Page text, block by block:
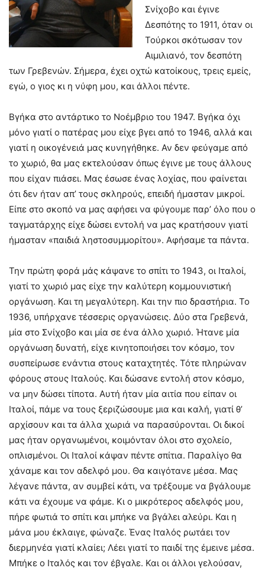
Σνίχοβο και έγινε
Δεσπότης το 1911, όταν οι
Τούρκοι σκότωσαν τον
Αιμιλιανό, τον δεσπότη
των Γρεβενών. Σήμερα, έχει οχτώ κατοίκους, τρεις εμείς,
εγώ, ο γιος κι η νύφη μου, και άλλοι πέντε.
Βγήκα στο αντάρτικο το Νοέμβριο του 1947. Βγήκα όχι
μόνο γιατί ο πατέρας μου είχε βγει από το 1946, αλλά και
γιατί η οικογένειά μας κυνηγήθηκε. Αν δεν φεύγαμε από
το χωριό, θα μας εκτελούσαν όπως έγινε με τους άλλους
που είχαν πιάσει. Μας έσωσε ένας λοχίας, που φαίνεται
ότι δεν ήταν απ’ τους σκληρούς, επειδή ήμασταν μικροί.
Είπε στο σκοπό να μας αφήσει να φύγουμε παρ’ όλο που ο
ταγματάρχης είχε δώσει εντολή να μας κρατήσουν γιατί
ήμασταν «παιδιά ληστοσυμμορίτου». Αφήσαμε τα πάντα.
Την πρώτη φορά μάς κάψανε το σπίτι το 1943, οι Ιταλοί,
γιατί το χωριό μας είχε την καλύτερη κομμουνιστική
οργάνωση. Και τη μεγαλύτερη. Και την πιο δραστήρια. Το
1936, υπήρχανε τέσσερις οργανώσεις. Δύο στα Γρεβενά,
μία στο Σνίχοβο και μία σε ένα άλλο χωριό. Ήτανε μία
οργάνωση δυνατή, είχε κινητοποιήσει τον κόσμο, τον
συσπείρωσε ενάντια στους καταχτητές. Τότε πληρώναν
φόρους στους Ιταλούς. Και δώσανε εντολή στον κόσμο,
να μην δώσει τίποτα. Αυτή ήταν μία αιτία που είπαν οι
Ιταλοί, πάμε να τους ξεριζώσουμε μια και καλή, γιατί θ’
αρχίσουν και τα άλλα χωριά να παρασύρονται. Οι δικοί
μας ήταν οργανωμένοι, κοιμόνταν όλοι στο σχολείο,
οπλισμένοι. Οι Ιταλοί κάψαν πέντε σπίτια. Παραλίγο θα
χάναμε και τον αδελφό μου. Θα καιγότανε μέσα. Μας
λέγανε πάντα, αν συμβεί κάτι, να τρέξουμε να βγάλουμε
κάτι να έχουμε να φάμε. Κι ο μικρότερος αδελφός μου,
πήρε φωτιά το σπίτι και μπήκε να βγάλει αλεύρι. Και η
μάνα μου έκλαιγε, φώναζε. Ένας Ιταλός ρωτάει τον
διερμηνέα γιατί κλαίει; Λέει γιατί το παιδί της έμεινε μέσα.
Μπήκε ο Ιταλός και τον έβγαλε. Και οι άλλοι γελούσαν,